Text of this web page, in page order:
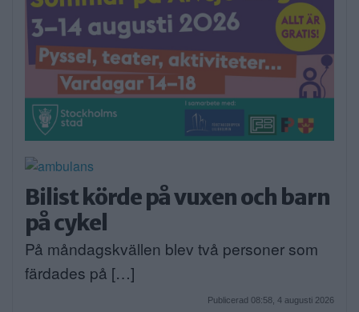
Bilist körde på vuxen och barn
på cykel
På måndagskvällen blev två personer som
färdades på […]
Publicerad 08:58, 4 augusti 2026